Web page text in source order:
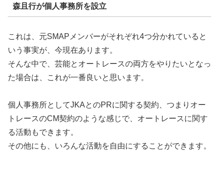
森且行が個人事務所を設立
これは、元SMAPメンバーがそれぞれ4つ分かれていると
いう事実が、今現在あります。
そんな中で、芸能とオートレースの両方をやりたいとなっ
た場合は、これが一番良いと思います。
個人事務所としてJKAとのPRに関する契約、つまりオー
トレースのCM契約のような感じで、オートレースに関す
る活動もできます。
その他にも、いろんな活動を自由にすることができます。